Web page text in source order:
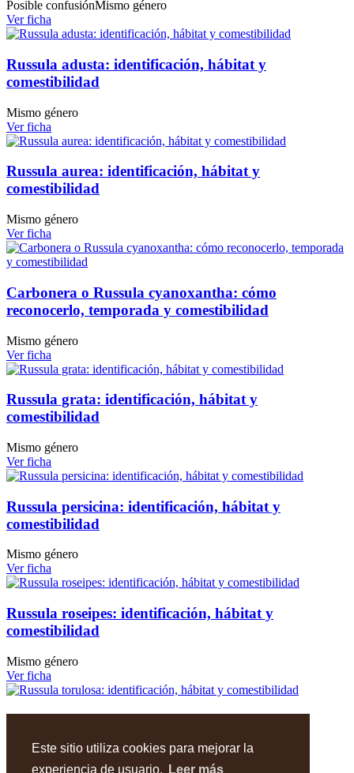
Este sitio utiliza cookies para mejorar la
experiencia de usuario.
Leer más
Posible confusiónMismo género
Ver ficha
Russula adusta: identificación, hábitat y
comestibilidad
Mismo género
Ver ficha
Russula aurea: identificación, hábitat y
comestibilidad
Mismo género
Ver ficha
Carbonera o Russula cyanoxantha: cómo
reconocerlo, temporada y comestibilidad
Mismo género
Ver ficha
Russula grata: identificación, hábitat y
comestibilidad
Mismo género
Ver ficha
Russula persicina: identificación, hábitat y
comestibilidad
Mismo género
Ver ficha
Russula roseipes: identificación, hábitat y
comestibilidad
Mismo género
Ver ficha
Mismo género